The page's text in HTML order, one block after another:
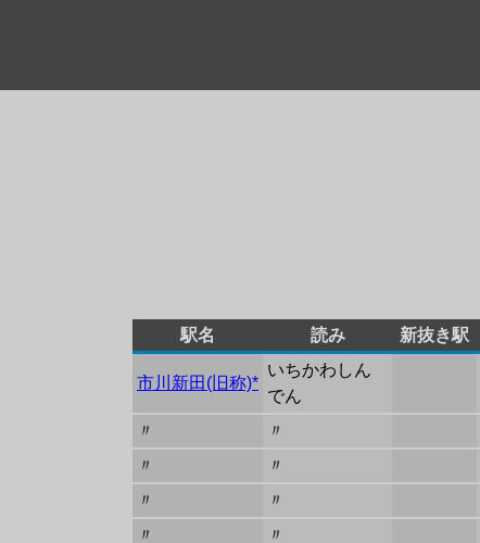
駅名 読み 新抜き駅
市川新田(旧称)*
いちかわしん
でん
〃 〃
〃
〃
〃
〃
〃
〃